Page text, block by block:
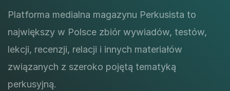
Platforma medialna magazynu Perkusista to
największy w Polsce zbiór wywiadów, testów,
lekcji, recenzji, relacji i innych materiałów
związanych z szeroko pojętą tematyką
perkusyjną.